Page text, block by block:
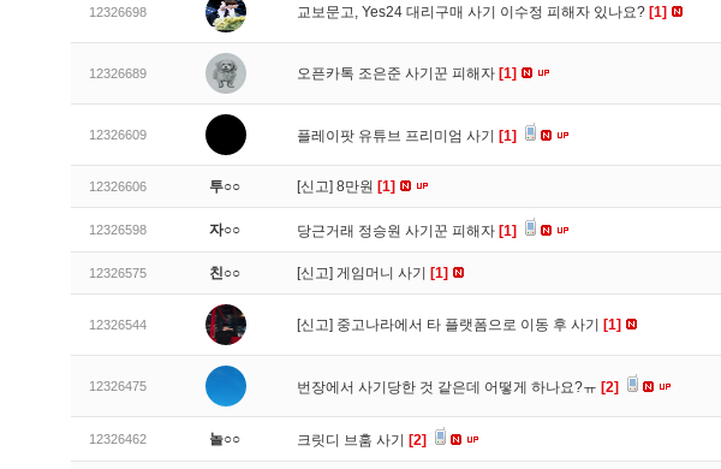
12326698 교보문고, Yes24 대리구매 사기 이수정 피해자 있나요? [1]
12326689 오픈카톡 조은준 사기꾼 피해자 [1]
12326609 플레이팟 유튜브 프리미엄 사기 [1]
12326606 투○○ [신고] 8만원 [1]
12326598 자○○ 당근거래 정승원 사기꾼 피해자 [1]
12326575 친○○ [신고] 게임머니 사기 [1]
12326544 [신고] 중고나라에서 타 플랫폼으로 이동 후 사기 [1]
12326475 번장에서 사기당한 것 같은데 어떻게 하나요?ㅠ [2]
12326462 놀○○ 크릿디 브훔 사기 [2]